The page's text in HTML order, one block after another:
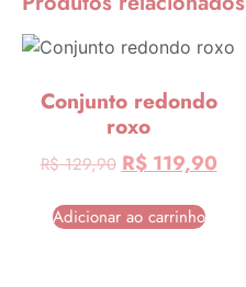
Conjunto redondo
roxo
R$129,90 R$119,90
Adicionar ao carrinho